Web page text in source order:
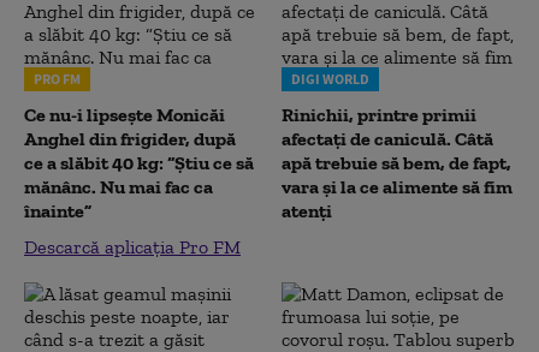
PRO FM
Ce nu-i lipsește Monicăi
Anghel din frigider, după
ce a slăbit 40 kg: “Știu ce să
mănânc. Nu mai fac ca
înainte”
Descarcă aplicația Pro FM
DIGI WORLD
Rinichii, printre primii
afectați de caniculă. Câtă
apă trebuie să bem, de fapt,
vara și la ce alimente să fim
atenți